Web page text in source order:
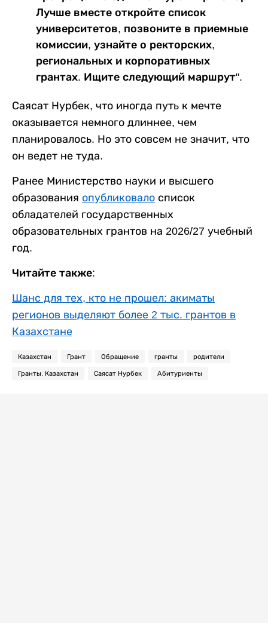
Лучше вместе откройте список
университетов, позвоните в приемные
комиссии, узнайте о ректорских,
региональных и корпоративных
грантах. Ищите следующий маршрут".
Саясат Нурбек, что иногда путь к мечте
оказывается немного длиннее, чем
планировалось. Но это совсем не значит, что
он ведет не туда.
Ранее Министерство науки и высшего
образования опубликовало список
обладателей государственных
образовательных грантов на 2026/27 учебный
год.
Читайте также:
Шанс для тех, кто не прошел: акиматы
регионов выделяют более 2 тыс. грантов в
Казахстане
Казахстан Грант Обращение гранты родители
Гранты. Казахстан Саясат Нурбек Абитуриенты